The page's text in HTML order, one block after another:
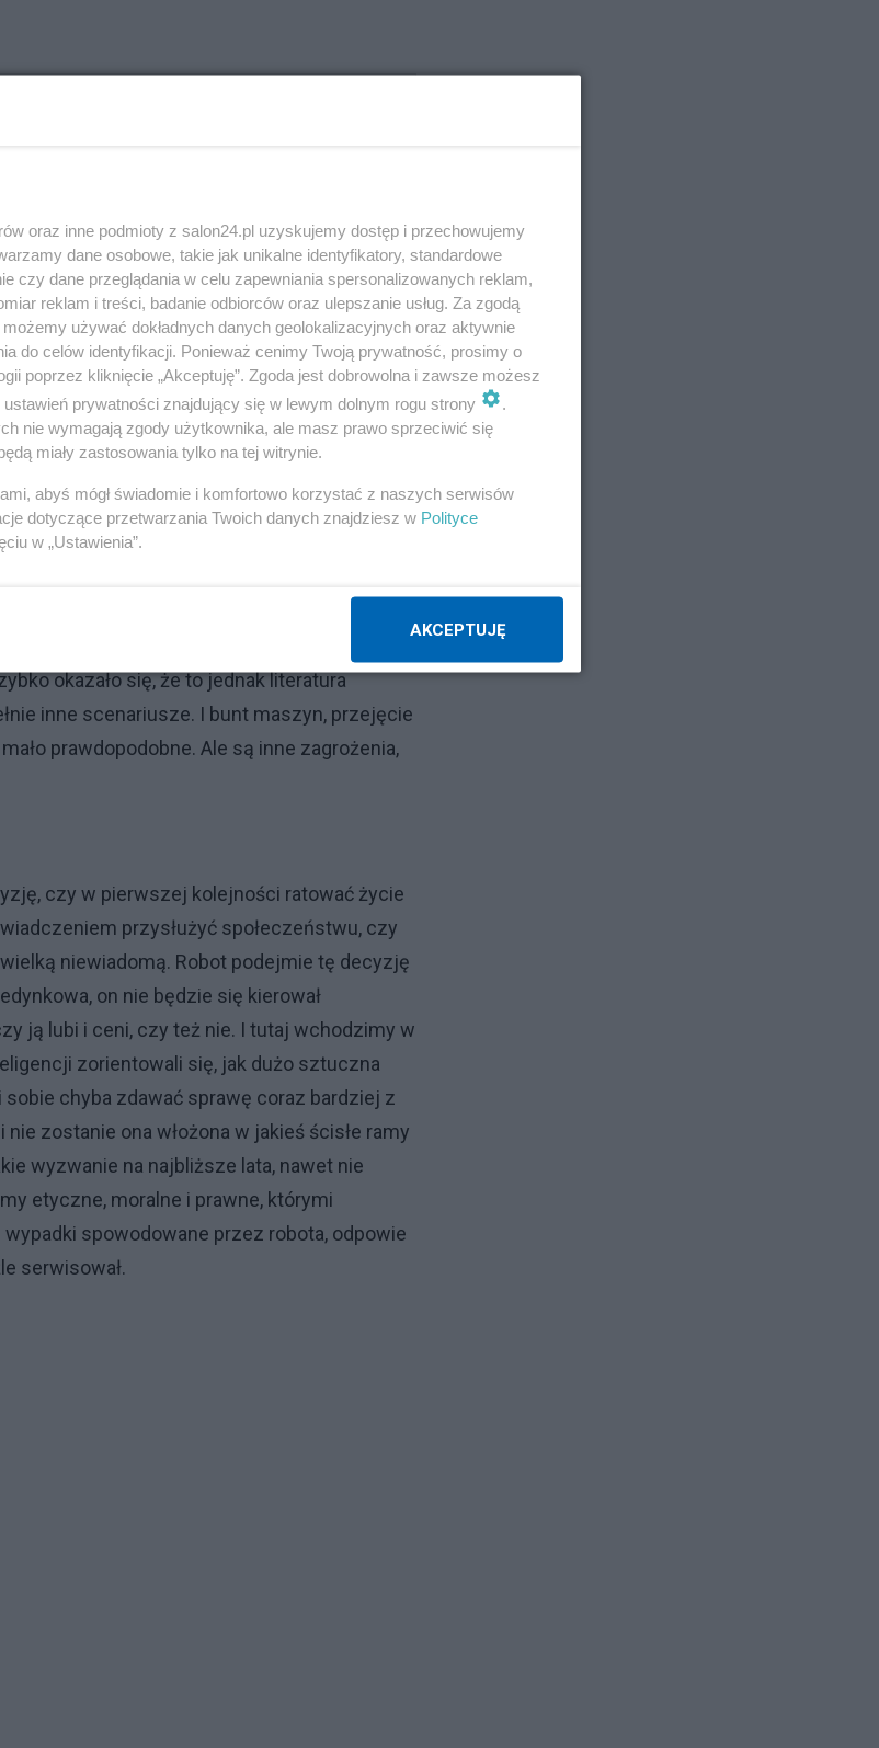
inaczej niż sądzimy. "Trzeba trzymać rękę
Arabii Saudyjskiej. Że pojawia
pewnych norm prawnych, etycznych,
uwagę lata, dziesiątki lat temu Isaac Asimov
były trzy, on później dodał jeszcze tak
maszyn, przed różnego rodzaju
albo też przypadkowych skutków
okazało się, że to jednak literatura
inne scenariusze. I bunt maszyn, przejęcie
prawdopodobne. Ale są inne zagrożenia,
czy w pierwszej kolejności ratować życie
przysłużyć społeczeństwu, czy
niewiadomą. Robot podejmie tę decyzję
on nie będzie się kierował
ją lubi i ceni, czy też nie. I tutaj wchodzimy w
zorientowali się, jak dużo sztuczna
chyba zdawać sprawę coraz bardziej z
zostanie ona włożona w jakieś ścisłe ramy
wyzwanie na najbliższe lata, nawet nie
etyczne, moralne i prawne, którymi
spowodowane przez robota, odpowie
serwisował.
oraz inne podmioty z salon24.pl uzyskujemy dostęp i przechowujemy
dane osobowe, takie jak unikalne identyfikatory, standardowe
czy dane przeglądania w celu zapewniania spersonalizowanych reklam,
reklam i treści, badanie odbiorców oraz ulepszanie usług. Za zgodą
używać dokładnych danych geolokalizacyjnych oraz aktywnie
do celów identyfikacji. Ponieważ cenimy Twoją prywatność, prosimy o
poprzez kliknięcie „Akceptuję”. Zgoda jest dobrowolna i zawsze możesz
prywatności znajdujący się w lewym dolnym rogu strony
.
nie wymagają zgody użytkownika, ale masz prawo sprzeciwić się
miały zastosowania tylko na tej witrynie.
abyś mógł świadomie i komfortowo korzystać z naszych serwisów
dotyczące przetwarzania Twoich danych znajdziesz w Polityce
w „Ustawienia”.
AKCEPTUJĘ